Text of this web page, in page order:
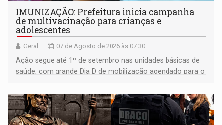
IMUNIZAÇÃO: Prefeitura inicia campanha
de multivacinação para crianças e
adolescentes
Geral 07 de Agosto de 2026 às 07:30
Ação segue até 1º de setembro nas unidades básicas de
saúde, com grande Dia D de mobilização agendado para o